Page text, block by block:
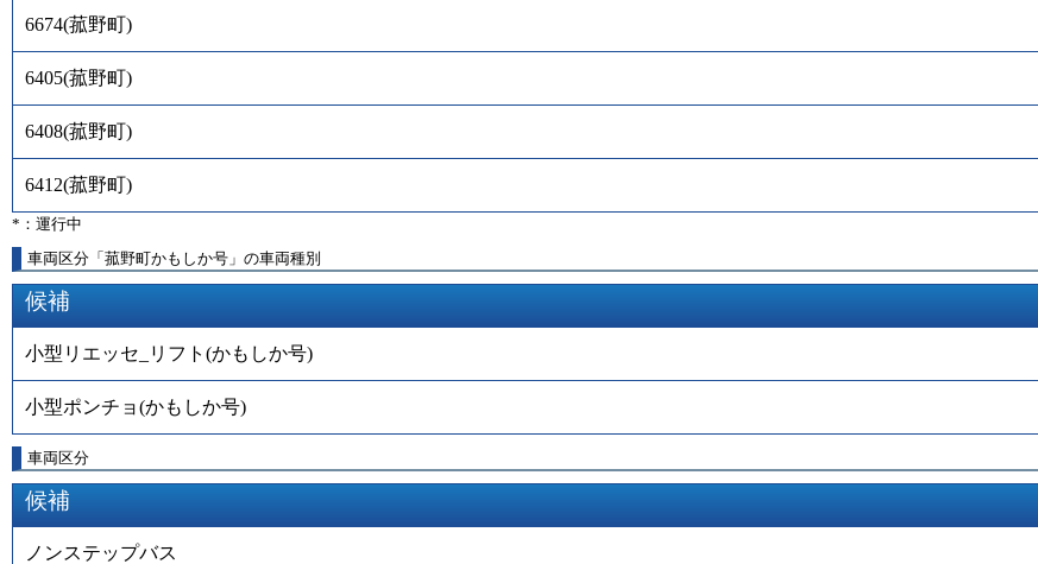
6674(菰野町)
6405(菰野町)
6408(菰野町)
6412(菰野町)
*：運行中
車両区分「菰野町かもしか号」の車両種別
候補
小型リエッセ_リフト(かもしか号)
小型ポンチョ(かもしか号)
車両区分
候補
ノンステップバス